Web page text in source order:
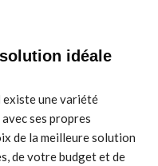
idéale
existe une variété
ses propres
de la meilleure solution
de votre budget et de